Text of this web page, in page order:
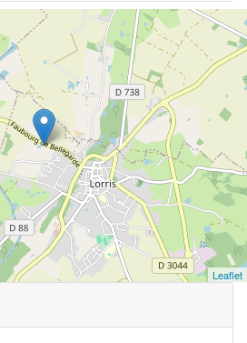
Leaflet